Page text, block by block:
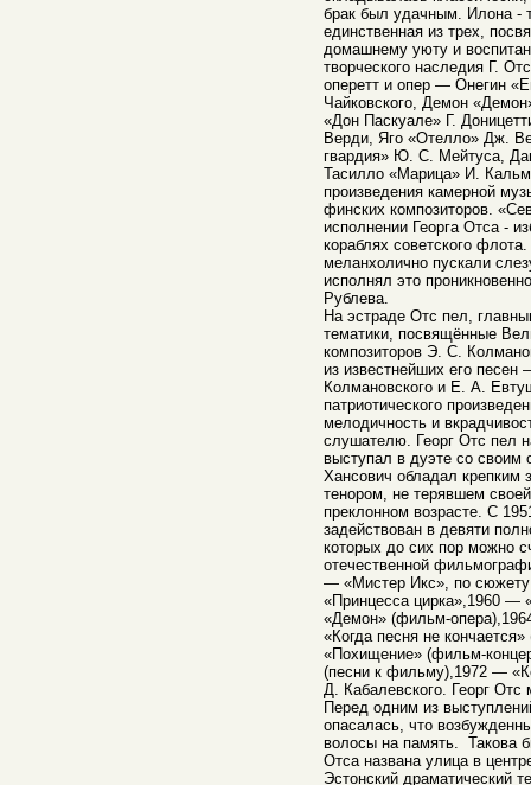
брак был удачным. Илона -
единственная из трех,
домашнему уюту и
творческого наследия Г.
оперетт и опер — Онегин
Чайковского, Демон
«Дон Паскуале» Г.
Верди, Яго «Отелло» Дж.
гвардия» Ю. С. Мейтуса,
Тасилло «Марица» И.
произведения камерной
финских композиторов.
исполнении Георга Отса -
кораблях советского
меланхолично пускали
исполнял это
Рублева.
На эстраде Отс пел,
тематики, посвящённые
композиторов Э. С.
из известнейших его
Колмановского и Е. А.
патриотического
мелодичность и
слушателю. Георг Отс пел
выступал в дуэте со
Хансович обладал крепким
тенором, не терявшем
преклонном возрасте. С
задействован в девяти
которых до сих пор можно
отечественной
— «Мистер Икс», по
«Принцесса цирка»,1960 —
«Демон» (фильм-
«Когда песня не
«Похищение» (фильм-
(песни к фильму),1972 —
Д. Кабалевского. Георг Отс
Перед одним из
опасалась, что
волосы на память. Такова
Отса названа улица в
Эстонский драматический